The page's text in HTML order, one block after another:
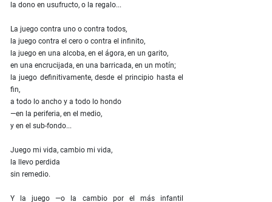
la dono en usufructo, o la regalo...
La juego contra uno o contra todos,
la juego contra el cero o contra el infinito,
la juego en una alcoba, en el ágora, en un garito,
en una encrucijada, en una barricada, en un motín;
la juego definitivamente, desde el principio hasta el
fin,
a todo lo ancho y a todo lo hondo
—en la periferia, en el medio,
y en el sub-fondo...
Juego mi vida, cambio mi vida,
la llevo perdida
sin remedio.
Y la juego —o la cambio por el más infantil